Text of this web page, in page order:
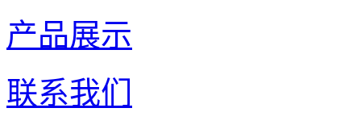
产品展示
联系我们